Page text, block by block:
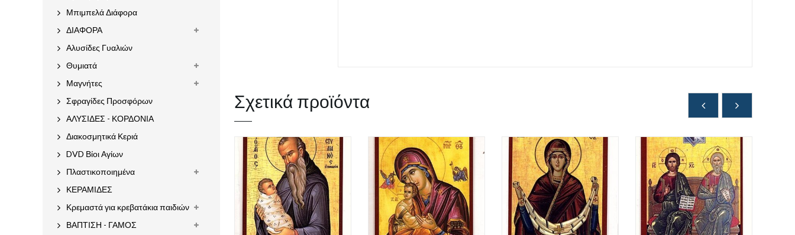
Σχετικά προϊόντα
Μπιμπελά Διάφορα
ΔΙΑΦΟΡΑ
Αλυσίδες Γυαλιών
Θυμιατά
Μαγνήτες
Σφραγίδες Προσφόρων
ΑΛΥΣΙΔΕΣ - ΚΟΡΔΟΝΙΑ
Διακοσμητικά Κεριά
DVD Βίοι Αγίων
Πλαστικοποιημένα
ΚΕΡΑΜΙΔΕΣ
Κρεμαστά για κρεβατάκια παιδιών
ΒΑΠΤΙΣΗ - ΓΑΜΟΣ